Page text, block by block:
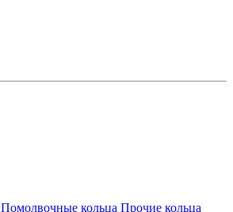
Помолвочные кольца Прочие кольца